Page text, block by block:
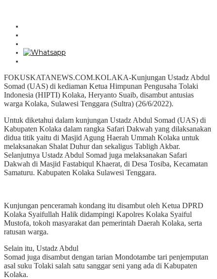
FOKUSKATANEWS.COM.KOLAKA-Kunjungan Ustadz Abdul
Somad (UAS) di kediaman Ketua Himpunan Pengusaha Tolaki
Indonesia (HIPTI) Kolaka, Heryanto Suaib, disambut antusias
warga Kolaka, Sulawesi Tenggara (Sultra) (26/6/2022).
Untuk diketahui dalam kunjungan Ustadz Abdul Somad (UAS) di
Kabupaten Kolaka dalam rangka Safari Dakwah yang dilaksanakan
didua titik yaitu di Masjid Agung Haerah Ummah Kolaka untuk
melaksanakan Shalat Duhur dan sekaligus Tabligh Akbar.
Selanjutnya Ustadz Abdul Somad juga melaksanakan Safari
Dakwah di Masjid Fastabiqul Khaerat, di Desa Tosiba, Kecamatan
Samaturu. Kabupaten Kolaka Sulawesi Tenggara.
Kunjungan penceramah kondang itu disambut oleh Ketua DPRD
Kolaka Syaifullah Halik didampingi Kapolres Kolaka Syaiful
Mustofa, tokoh masyarakat dan pemerintah Daerah Kolaka, serta
ratusan warga.
Selain itu, Ustadz Abdul
Somad juga disambut dengan tarian Mondotambe tari penjemputan
asal suku Tolaki salah satu sanggar seni yang ada di Kabupaten
Kolaka.